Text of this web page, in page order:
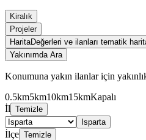
Kiralık
Projeler
HaritaDeğerleri ve ilanları tematik
Yakınımda Ara
Konumuna yakın ilanlar için
0.5km5km10km15kmKapalı
İl Temizle
Isparta
İlçe Temizle